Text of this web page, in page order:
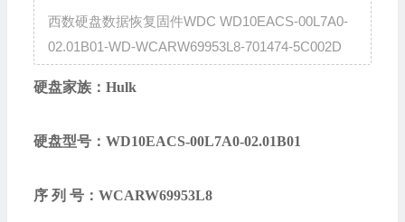
西数硬盘数据恢复固件WDC WD10EACS-00L7A0-
02.01B01-WD-WCARW69953L8-701474-5C002D
硬盘家族：Hulk
硬盘型号：WD10EACS-00L7A0-02.01B01
序 列 号：WCARW69953L8